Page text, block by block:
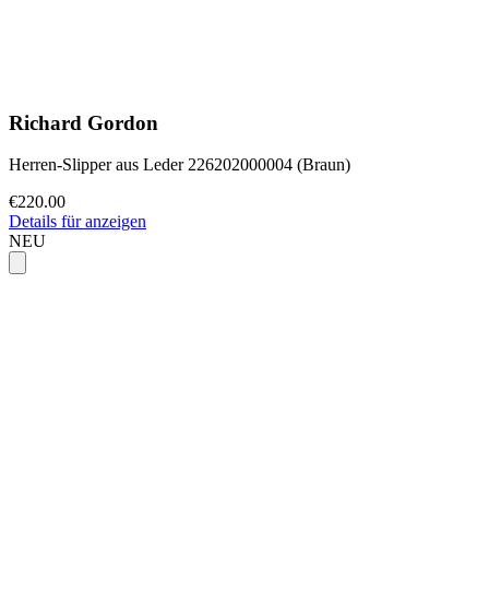
Richard Gordon
Herren-Slipper aus Leder 226202000004 (Braun)
€220.00
Details für anzeigen
NEU